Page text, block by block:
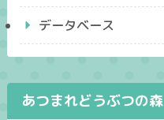
データベース
あつまれどうぶつの森